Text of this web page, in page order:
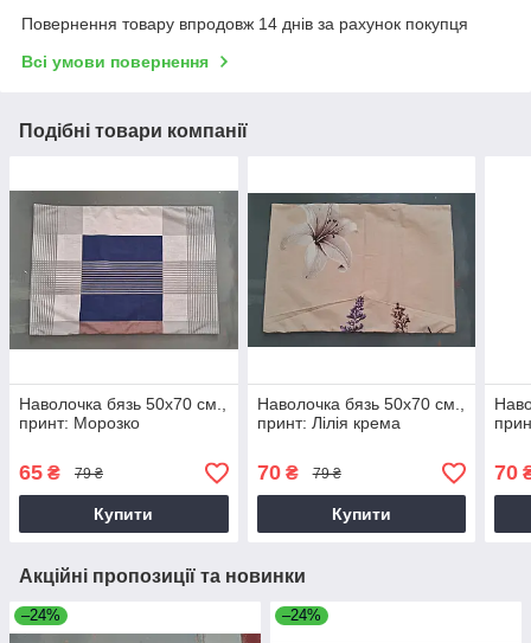
Повернення товару впродовж 14 днів за рахунок покупця
Всі умови повернення
Подібні товари компанії
Наволочка бязь 50х70 см.,
принт: Морозко
65 ₴ 79 ₴
Купити
Наволочка бязь 50х70 см.,
принт: Лілія крема
70₴ 79 ₴
Купити
70
Акційні пропозиції та новинки
–24% –24%